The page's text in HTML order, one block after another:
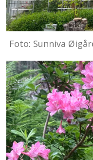
Foto: Sunniva